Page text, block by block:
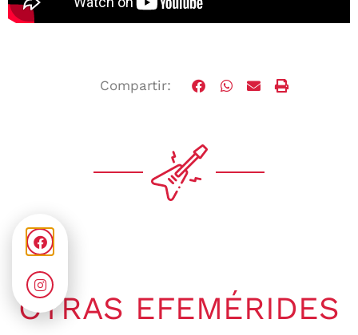
Compartir:
OTRAS EFEMÉRIDES